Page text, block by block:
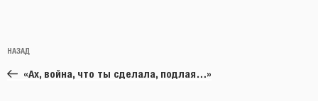
по
записям
Предыдущая
запись:
НАЗАД
«Ах, война, что ты сделала, подлая…»